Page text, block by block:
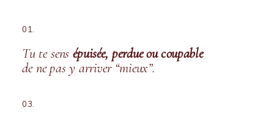
03.
Tu te sens épuisée, perdue ou coupable
de ne pas y arriver “mieux”.
01.